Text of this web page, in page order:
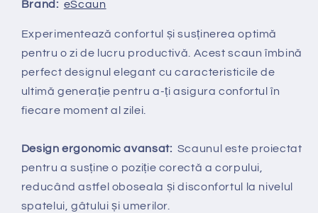
Brand: eScaun
Experimentează confortul și susținerea optimă
pentru o zi de lucru productivă. Acest scaun îmbină
perfect designul elegant cu caracteristicile de
ultimă generație pentru a-ți asigura confortul în
fiecare moment al zilei.
Design ergonomic avansat: Scaunul este proiectat
pentru a susține o poziție corectă a corpului,
reducând astfel oboseala și disconfortul la nivelul
spatelui, gâtului și umerilor.